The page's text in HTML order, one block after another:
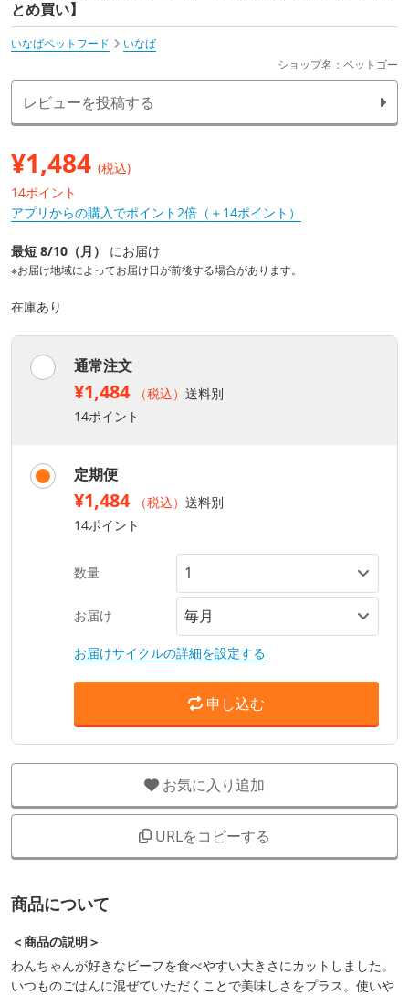
とめ買い】
いなばペットフード
いなば
ショップ名：ペットゴー
レビューを投稿する
¥1,484 (税込)
14ポイント
アプリからの購入でポイント2倍（＋14ポイント）
最短 8/10（月） にお届け
※お届け地域によってお届け日が前後する場合があります。
在庫あり
通常注文
¥1,484 （税込） 送料別
14ポイント
定期便
¥1,484 （税込） 送料別
14ポイント
数量
お届け
お届けサイクルの詳細を設定する
申し込む
お気に入り追加
URLをコピーする
商品について
＜商品の説明＞
わんちゃんが好きなビーフを食べやすい大きさにカットしました。
いつものごはんに混ぜていただくことで美味しさをプラス。使いや